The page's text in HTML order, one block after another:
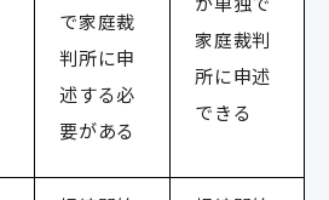
で家庭裁
判所に申
述する必
要がある
家庭裁判
所に申述
できる